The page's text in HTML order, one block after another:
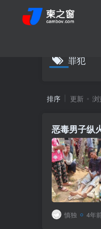
罪犯
排序 更新 浏
恶毒男子纵
慎独 4年